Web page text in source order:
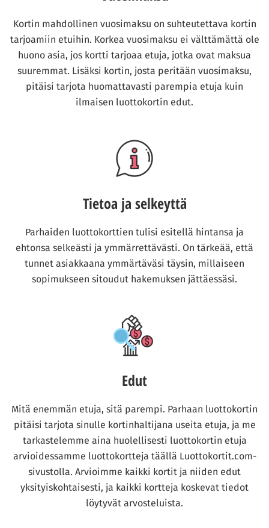
Kortin mahdollinen vuosimaksu on suhteutettava kortin
tarjoamiin etuihin. Korkea vuosimaksu ei välttämättä ole
huono asia, jos kortti tarjoaa etuja, jotka ovat maksua
suuremmat. Lisäksi kortin, josta peritään vuosimaksu,
pitäisi tarjota huomattavasti parempia etuja kuin
ilmaisen luottokortin edut.
Tietoa ja selkeyttä
Parhaiden luottokorttien tulisi esitellä hintansa ja
ehtonsa selkeästi ja ymmärrettävästi. On tärkeää, että
tunnet asiakkaana ymmärtäväsi täysin, millaiseen
sopimukseen sitoudut hakemuksen jättäessäsi.
Edut
Mitä enemmän etuja, sitä parempi. Parhaan luottokortin
pitäisi tarjota sinulle kortinhaltijana useita etuja, ja me
tarkastelemme aina huolellisesti luottokortin etuja
arvioidessamme luottokortteja täällä Luottokortit.com-
sivustolla. Arvioimme kaikki kortit ja niiden edut
yksityiskohtaisesti, ja kaikki kortteja koskevat tiedot
löytyvät arvosteluista.